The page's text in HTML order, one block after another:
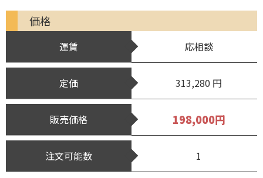
価格
運賃 応相談
定価 313,280 円
販売価格 198,000円
注文可能数 1